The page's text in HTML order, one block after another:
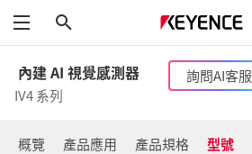
功能表
內建 AI 視覺感測器
IV4 系列
詢問AI客服
概覽 產品應用 產品規格 型號